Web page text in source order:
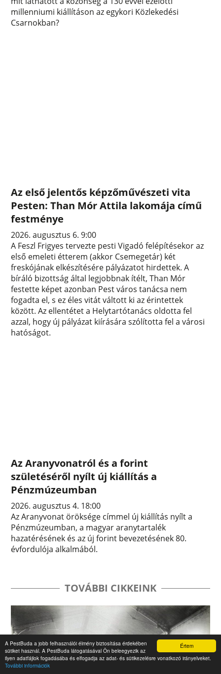
Értem
A PestBuda a jobb felhasználói élmény biztosítása érdekében
sütiket használ. A PestBuda látogatásával Ön beleegyezik az
ilyen adatfájlok fogadásába és elfogadja az adat- és sütikezelésre vonatkozó irányelveket.
További információk
millenniumi kiállításon az egykori Közlekedési
Csarnokban?
Az első jelentős képzőművészeti vita
Pesten: Than Mór Attila lakomája című
festménye
2026. augusztus 6. 9:00
A Feszl Frigyes tervezte pesti Vigadó felépítésekor az
első emeleti étterem (akkor Csemegetár) két
freskójának elkészítésére pályázatot hirdettek. A
bíráló bizottság által legjobbnak ítélt, Than Mór
festette képet azonban Pest város tanácsa nem
fogadta el, s ez éles vitát váltott ki az érintettek
között. Az ellentétet a Helytartótanács oldotta fel
azzal, hogy új pályázat kiírására szólította fel a városi
hatóságot.
Az Aranyvonatról és a forint
születéséről nyílt új kiállítás a
Pénzmúzeumban
2026. augusztus 4. 18:00
Az Aranyvonat öröksége címmel új kiállítás nyílt a
Pénzmúzeumban, a magyar aranytartalék
hazatérésének és az új forint bevezetésének 80.
évfordulója alkalmából.
TOVÁBBI CIKKEINK